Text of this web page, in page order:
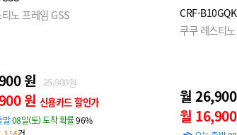
노 프레임 GSS
원 25,900원
원 신용카드 할인가
발08일(토) 도착 확률96%
CRF-B10GQK
쿠쿠 레스티노
월
월